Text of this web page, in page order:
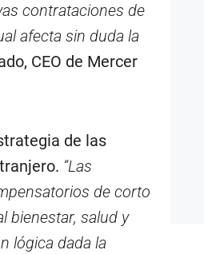
contrataciones de
afecta sin duda la
CEO de Mercer
de las
“Las
de corto
bienestar, salud y
lógica dada la